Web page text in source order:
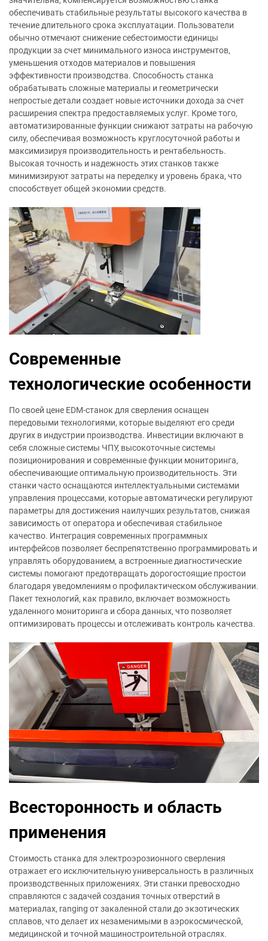
обеспечивать стабильные результаты высокого качества в
течение длительного срока эксплуатации. Пользователи
обычно отмечают снижение себестоимости единицы
продукции за счет минимального износа инструментов,
уменьшения отходов материалов и повышения
эффективности производства. Способность станка
обрабатывать сложные материалы и геометрически
непростые детали создает новые источники дохода за счет
расширения спектра предоставляемых услуг. Кроме того,
автоматизированные функции снижают затраты на рабочую
силу, обеспечивая возможность круглосуточной работы и
максимизируя производительность и рентабельность.
Высокая точность и надежность этих станков также
минимизируют затраты на переделку и уровень брака, что
способствует общей экономии средств.
Современные
технологические особенности
По своей цене EDM-станок для сверления оснащен
передовыми технологиями, которые выделяют его среди
других в индустрии производства. Инвестиции включают в
себя сложные системы ЧПУ, высокоточные системы
позиционирования и современные функции мониторинга,
обеспечивающие оптимальную производительность. Эти
станки часто оснащаются интеллектуальными системами
управления процессами, которые автоматически регулируют
параметры для достижения наилучших результатов, снижая
зависимость от оператора и обеспечивая стабильное
качество. Интеграция современных программных
интерфейсов позволяет беспрепятственно программировать и
управлять оборудованием, а встроенные диагностические
системы помогают предотвращать дорогостоящие простои
благодаря уведомлениям о профилактическом обслуживании.
Пакет технологий, как правило, включает возможность
удаленного мониторинга и сбора данных, что позволяет
оптимизировать процессы и отслеживать контроль качества.
Всесторонность и область
применения
Стоимость станка для электроэрозионного сверления
отражает его исключительную универсальность в различных
производственных приложениях. Эти станки превосходно
справляются с задачей создания точных отверстий в
материалах, ranging от закаленной стали до экзотических
сплавов, что делает их незаменимыми в аэрокосмической,
медицинской и точной машиностроительной отраслях.